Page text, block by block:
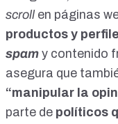
percepción".
https://
https://
985494215959
scrollen páginas
productos y
spam y contenido
asegura que
“manipular la
parte de políticos